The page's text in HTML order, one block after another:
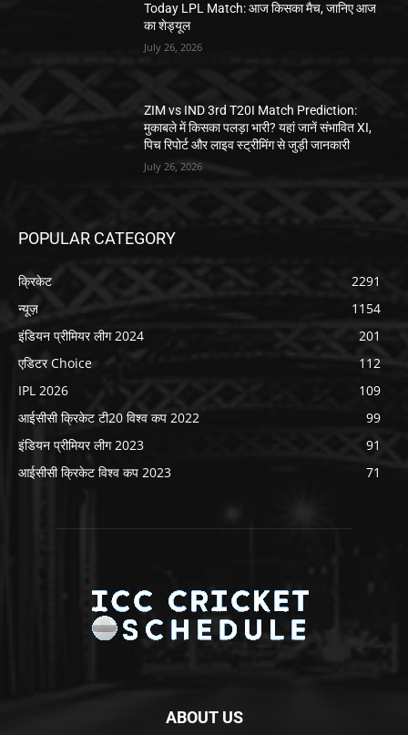
Today LPL Match: आज किसका मैच, जानिए आज
का शेड्यूल
July 26, 2026
ZIM vs IND 3rd T20I Match Prediction:
मुकाबले में किसका पलड़ा भारी? यहां जानें संभावित XI,
पिच रिपोर्ट और लाइव स्ट्रीमिंग से जुड़ी जानकारी
July 26, 2026
POPULAR CATEGORY
क्रिकेट
2291
न्यूज़
1154
इंडियन प्रीमियर लीग 2024
201
एडिटर Choice
112
IPL 2026
109
आईसीसी क्रिकेट टी20 विश्व कप 2022
99
इंडियन प्रीमियर लीग 2023
91
आईसीसी क्रिकेट विश्व कप 2023
71
ABOUT US